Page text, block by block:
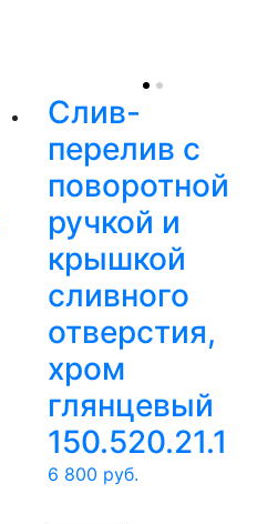
Слив-
перелив с
поворотной
ручкой и
крышкой
сливного
отверстия,
хром
глянцевый
150.520.21.1
6 800 руб.